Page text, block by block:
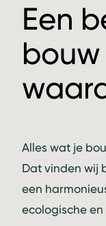
Een
Alles wat je
Dat vinden wij
een
ecologische